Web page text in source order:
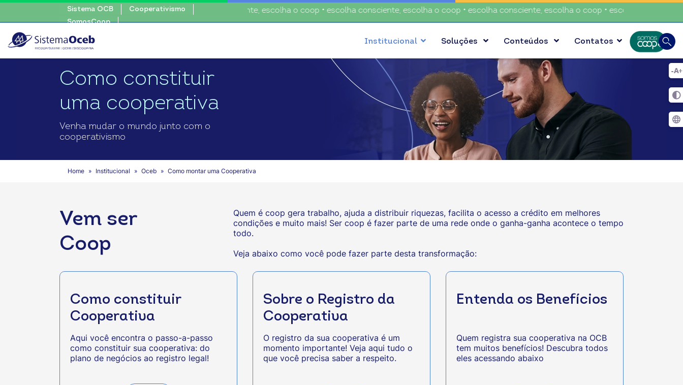
Sistema OCB
Cooperativismo
SomosCoop
• escolha consciente, escolha o coop • escolha consciente, escolha o coop • escolha consciente, escolha o coop • escolha consciente, escolha o coop • escolha consciente,
Busca
Institucional Soluções Conteúdos Contatos
Como constituir
uma cooperativa
Venha mudar o mundo junto com o
cooperativismo
Home Institucional Oceb Como montar uma Cooperativa
Vem ser
Coop
Quem é coop gera trabalho, ajuda a distribuir riquezas, facilita o acesso a crédito em melhores
condições e muito mais! Ser coop é fazer parte de uma rede onde o ganha-ganha acontece o tempo
todo.
Veja abaixo como você pode fazer parte desta transformação:
Como constituir
Cooperativa
Aqui você encontra o passo-a-passo
como constituir sua cooperativa: do
plano de negócios ao registro legal!
Sobre o Registro da
Cooperativa
O registro da sua cooperativa é um
momento importante! Veja aqui tudo o
que você precisa saber a respeito.
Entenda os Benefícios
Quem registra sua cooperativa na OCB
tem muitos benefícios! Descubra todos
eles acessando abaixo